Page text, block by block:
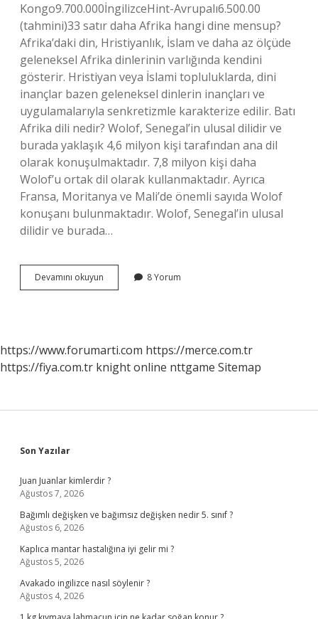
Kongo9.700.000İngilizceHint-Avrupalı6.500.00
(tahmini)33 satır daha Afrika hangi dine mensup?
Afrika’daki din, Hristiyanlık, İslam ve daha az ölçüde
geleneksel Afrika dinlerinin varlığında kendini
gösterir. Hristiyan veya İslami topluluklarda, dini
inançlar bazen geleneksel dinlerin inançları ve
uygulamalarıyla senkretizmle karakterize edilir. Batı
Afrika dili nedir? Wolof, Senegal’in ulusal dilidir ve
burada yaklaşık 4,6 milyon kişi tarafından ana dil
olarak konuşulmaktadır. 7,8 milyon kişi daha
Wolof’u ortak dil olarak kullanmaktadır. Ayrıca
Fransa, Moritanya ve Mali’de önemli sayıda Wolof
konuşanı bulunmaktadır. Wolof, Senegal’in ulusal
dilidir ve burada…
Devamını okuyun Afrikada
Hangi
8 Yorum
https://www.forumarti.com https://merce.com.tr
https://fiya.com.tr knight online nttgame Sitemap
Sidebar
Son Yazılar
Juan Juanlar kimlerdir ?
Ağustos 7, 2026
Bağımlı değişken ve bağımsız değişken nedir 5. sınıf ?
Ağustos 6, 2026
Kaplıca mantar hastalığına iyi gelir mi ?
Ağustos 5, 2026
Avakado ingilizce nasıl söylenir ?
Ağustos 4, 2026